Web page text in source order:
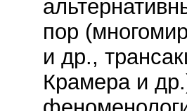
пор
и др.,
Крамера и